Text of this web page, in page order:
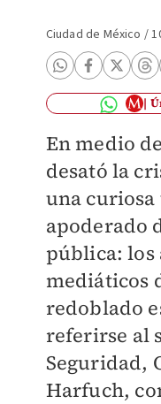
Ciudad de México /
En medio
desató la
una curiosa
apoderado
pública:
mediáticos
redoblado
referirse al
Seguridad,
Harfuch,